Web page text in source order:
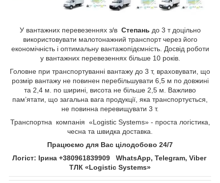
У вантажних перевезеннях з/в Степань до 3 т доцільно
використовувати малотонажний транспорт через його
економічність і оптимальну вантажопідємність. Досвід роботи
у вантажних перевезеннях більше 10 років.
Головне при транспортуванні вантажу до 3 т, враховувати, що
розмір вантажу не повинен перебільшувати 6,5 м по довжині
та 2,4 м. по ширині, висота не більше 2,5 м. Важливо
пам’ятати, що загальна вага продукції, яка транспортується,
не повинна перевищувати 3 т.
Транспортна компанія «Logistic Systems» - проста логістика,
чесна та швидка доставка.
Працюємо для Вас цілодобово 24/7
Логіст: Ірина +380961839909 WhatsApp, Telegram, Viber
ТЛК «Logistic Systems»